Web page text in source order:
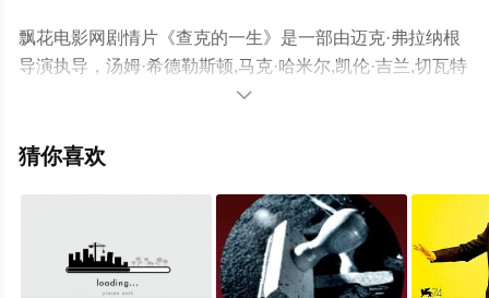
飘花电影网剧情片《查克的一生》是一部由迈克·弗拉纳根
导演执导，汤姆·希德勒斯顿,马克·哈米尔,凯伦·吉兰,切瓦特
·埃加福,安娜丽丝·巴索,雅各布·特伦布莱,本杰明·帕杰克,科
里沃德,哈维·吉兰,莫莉·奎恩,萨曼塔·斯洛扬,迈克尔·特鲁科,
电影，手机免费观看高清无删减完整版电影大全就上飘花
影院，更多相关信息可移步至豆瓣电影、电视猫或剧情网
等平台了解。

猜你喜欢